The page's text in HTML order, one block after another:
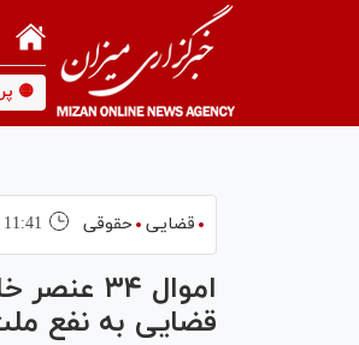
🟡
قضایی حقوقی 11:41
اموال
قضایی به نفع